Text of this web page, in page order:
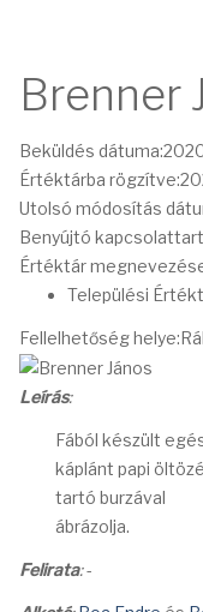
Brenner
Beküldés dátuma:
Értéktárba rögzítve:
Utolsó módosítás
Benyújtó
Értéktár
Települési
Fellelhetőség helye:
Leírás:
Fából készült
káplánt papi
tartó burzával
ábrázolja.
Felirata:-